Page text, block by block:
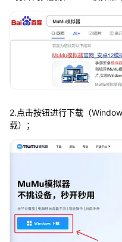
2.点击按钮进行下载（
载）；